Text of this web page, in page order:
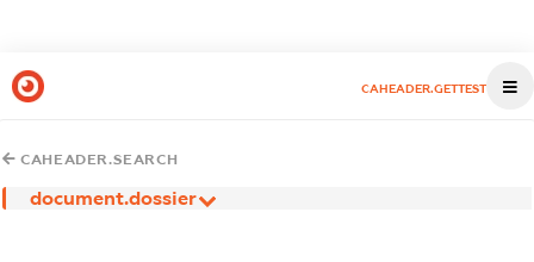
CAHEADER.GETTEST
CAHEADER.SEARCH
document.dossier